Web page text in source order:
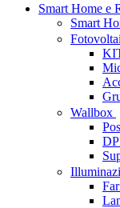
Smart Home e
Smart
Wallbox